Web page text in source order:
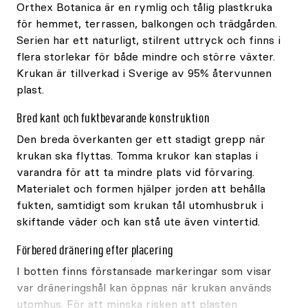
Orthex Botanica är en rymlig och tålig plastkruka
för hemmet, terrassen, balkongen och trädgården.
Serien har ett naturligt, stilrent uttryck och finns i
flera storlekar för både mindre och större växter.
Krukan är tillverkad i Sverige av 95% återvunnen
plast.
Bred kant och fuktbevarande konstruktion
Den breda överkanten ger ett stadigt grepp när
krukan ska flyttas. Tomma krukor kan staplas i
varandra för att ta mindre plats vid förvaring.
Materialet och formen hjälper jorden att behålla
fukten, samtidigt som krukan tål utomhusbruk i
skiftande väder och kan stå ute även vintertid.
Förbered dränering efter placering
I botten finns förstansade markeringar som visar
var dräneringshål kan öppnas när krukan används
utomhus. För att minska risken att plasten